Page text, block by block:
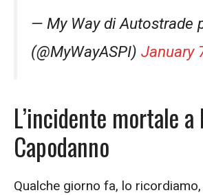
— My Way di Autostrade
(@MyWayASPI) January
L’incidente mortale a
Capodanno
Qualche giorno fa, lo